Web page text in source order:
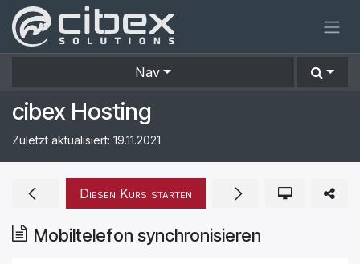
Zum Inhalt springen
Nav
cibex Hosting
Zuletzt aktualisiert: 19.11.2021
Mobiltelefon synchronisieren
Diesen Kurs starten